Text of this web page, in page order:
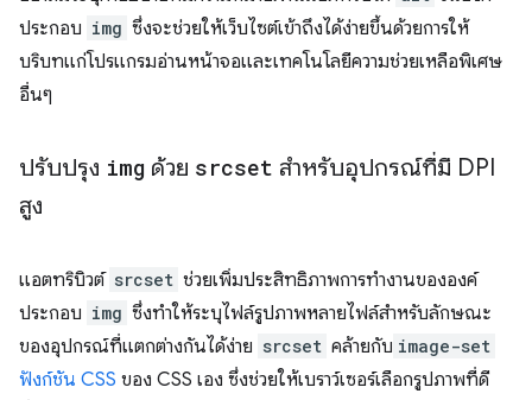
ประกอบ img ซึ่งจะช่วยให้เว็บไซต์เข้าถึงได้ง่ายขึ้นด้วยการให้
บริบทแก่โปรแกรมอ่านหน้าจอและเทคโนโลยีความช่วยเหลือพิเศษ
อื่นๆ
ปรับปรุง img ด้วย srcset สำหรับอุปกรณ์ที่มี DPI
สูง
แอตทริบิวต์ srcset ช่วยเพิ่มประสิทธิภาพการทำงานขององค์
ประกอบ img ซึ่งทำให้ระบุไฟล์รูปภาพหลายไฟล์สำหรับลักษณะ
ของอุปกรณ์ที่แตกต่างกันได้ง่าย srcset คล้ายกับ image-set
ฟังก์ชัน CSS ของ CSS เอง ซึ่งช่วยให้เบราว์เซอร์เลือกรูปภาพที่ดี